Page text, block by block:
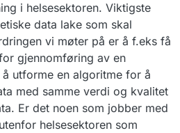
i helsesektoren. Viktigste
data lake som skal
vi møter på er å f.eks få
gjennomføring av en
utforme en algoritme for å
med samme verdi og kvalitet
Er det noen som jobber med
helsesektoren som